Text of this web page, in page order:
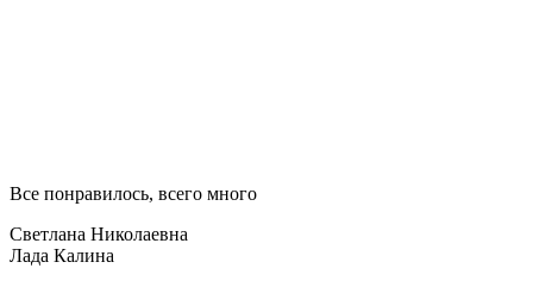
Все понравилось, всего много
Светлана Николаевна
Лада Калина